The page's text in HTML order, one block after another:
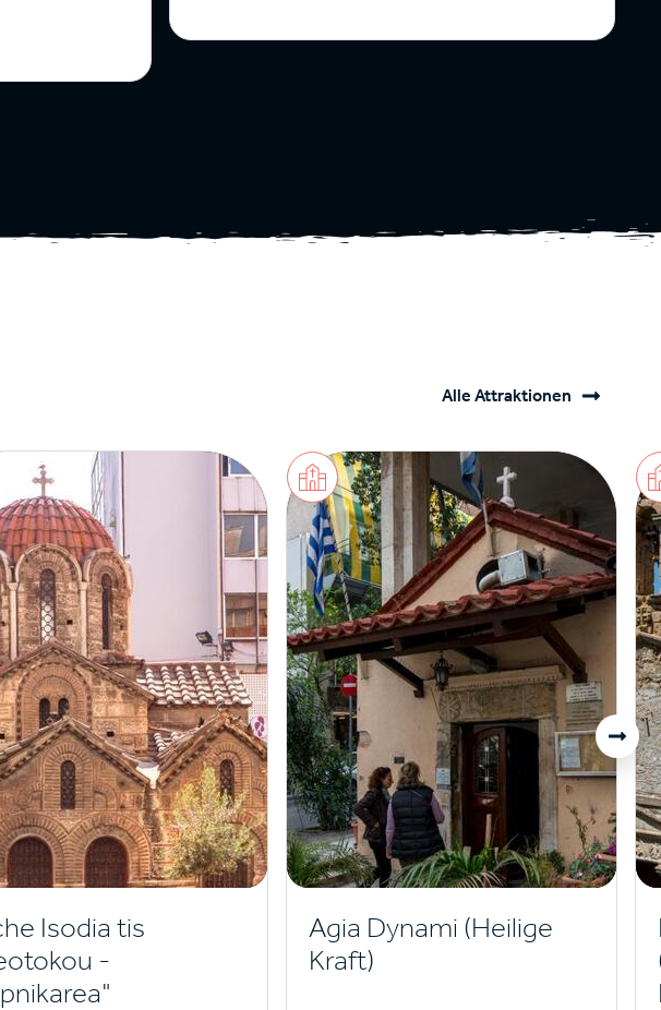
Alle Attraktionen
Isodia tis
-
Agia Dynami (Heilige
Kraft)